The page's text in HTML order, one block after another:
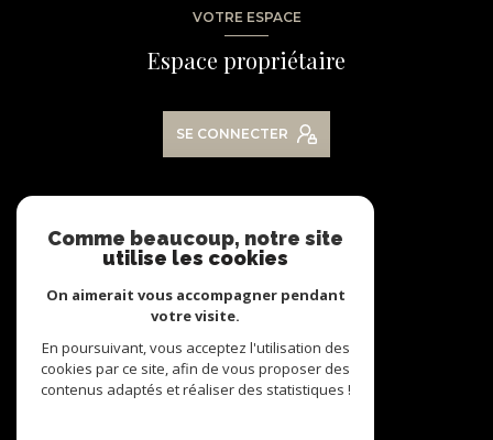
VOTRE ESPACE
Espace propriétaire
SE CONNECTER
Nous suivre
Comme beaucoup, notre site
utilise les cookies
On aimerait vous accompagner pendant
votre visite.
En poursuivant, vous acceptez l'utilisation des
cookies par ce site, afin de vous proposer des
contenus adaptés et réaliser des statistiques !